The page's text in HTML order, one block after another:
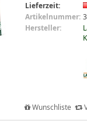
Lieferzeit:
Artikelnummer:
Hersteller:
Wunschliste